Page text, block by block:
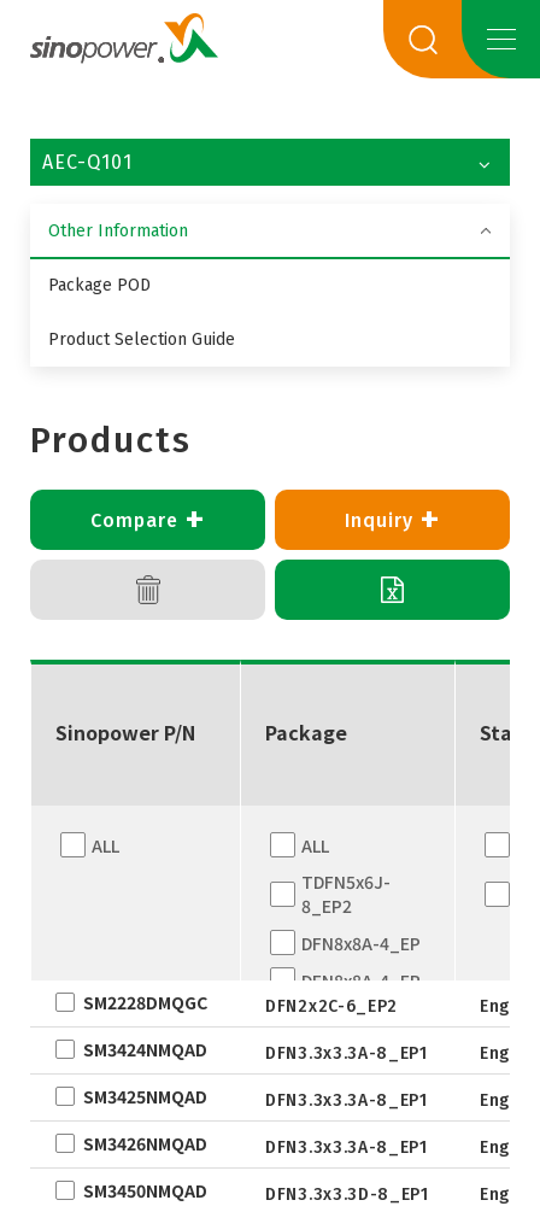
AEC-Q101
Other Information
Package POD
Product Selection Guide
Products
Compare + Inquiry +
Sinopower P/N Package
ALL
ALL
TDFN5x6J-
8_EP2
DFN8x8A-4_EP
DFN8x8A-4_EP
TDFN5x6
QFN5X5A-31L
WLCSP
EWLCSP-A
DFN0.6x1.0-
3_EP
SM2228DMQGC DFN2x2C-6_EP2
SM3424NMQAD DFN3.3x3.3A-8_EP1
SM3425NMQAD DFN3.3x3.3A-8_EP1
SM3426NMQAD DFN3.3x3.3A-8_EP1
SM3450NMQAD DFN3.3x3.3D-8_EP1